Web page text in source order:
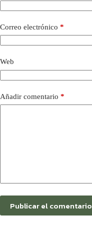
Correo electrónico *
Web
Añadir comentario *
Publicar el comentario